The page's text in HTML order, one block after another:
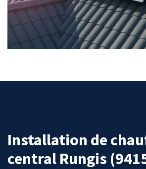
Installation de
central Rungis